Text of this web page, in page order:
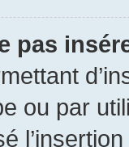
pas
ou par